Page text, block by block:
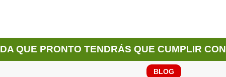
QUE PRONTO TENDRÁS QUE CUMPLIR
BLOG